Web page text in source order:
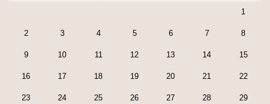
1
2 3 4 5 6 7 8
9 10 11 12 13 14 15
16 17 18 19 20 21 22
23 24 25 26 27 28 29